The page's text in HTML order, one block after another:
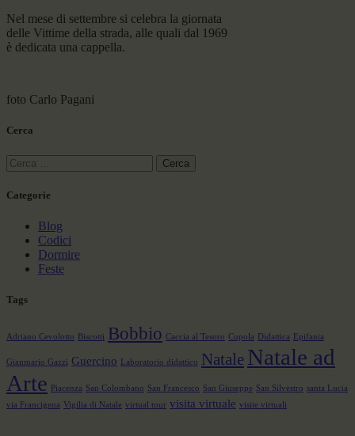
Nel mese di settembre si celebra la giornata
delle Vittime della strada, alle quali dal 1969
è dedicata una cappella.
foto Carlo Pagani
Cerca
Ricerca
per:
Categorie
Blog
Codici
Dormire
Feste
Tags
Adriano Cevolotto Biscotti Bobbio Caccia al Tesoro Cupola Didattica Epifania
Gianmario Gazzi Guercino Laboratorio didattico Natale Natale ad
Arte
Piacenza San Colombano San Francesco San Giuseppe San Silvestro santa Lucia
via Francigena Vigilia di Natale virtual tour visita virtuale visite virtuali